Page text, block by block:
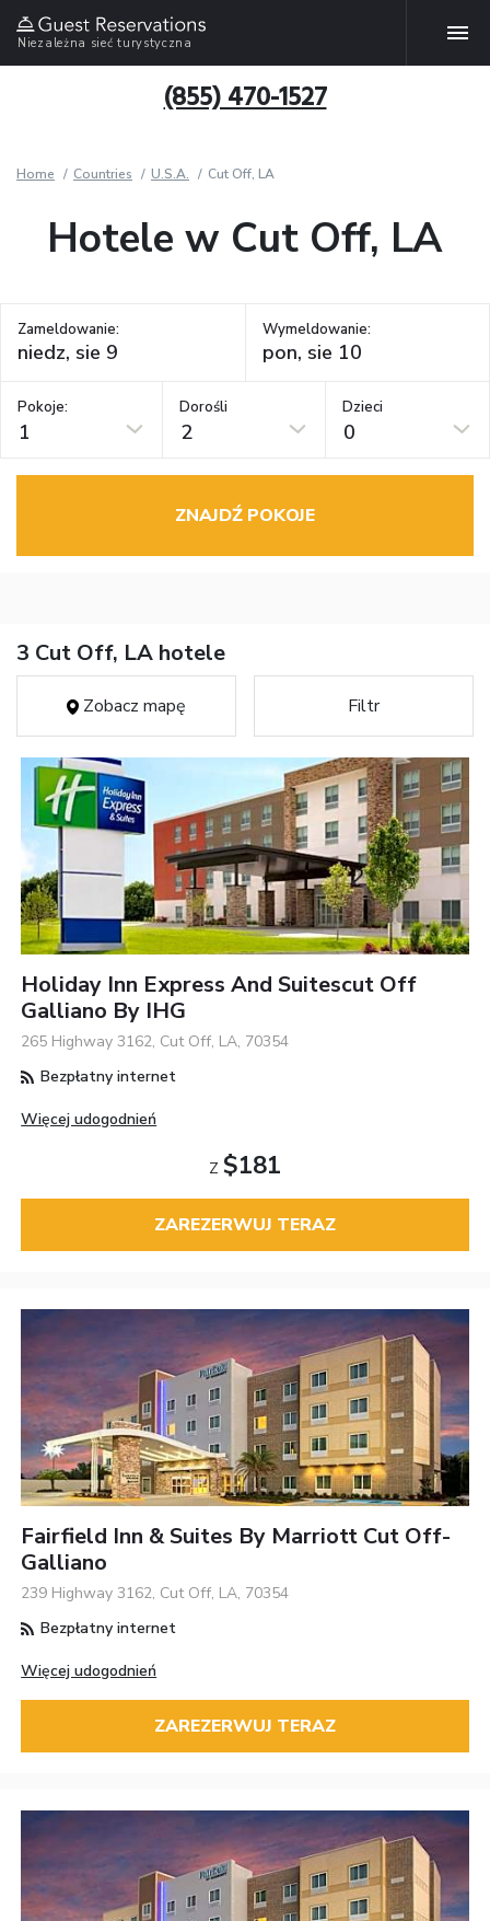
Niezależna sieć turystyczna
(855) 470-1527
Home Countries U.S.A. Cut Off, LA
Hotele w Cut Off, LA
Zameldowanie: Wymeldowanie:
Pokoje:
1
Dorośli
2
Dzieci
0
ZNAJDŹ POKOJE
3 Cut Off, LA hotele
Zobacz mapę Filtr
Holiday Inn Express And Suitescut Off
Galliano By IHG
265 Highway 3162, Cut Off, LA, 70354
Bezpłatny internet
Więcej udogodnień
Z $181
ZAREZERWUJ TERAZ
Fairfield Inn & Suites By Marriott Cut Off-
Galliano
239 Highway 3162, Cut Off, LA, 70354
Bezpłatny internet
Więcej udogodnień
ZAREZERWUJ TERAZ